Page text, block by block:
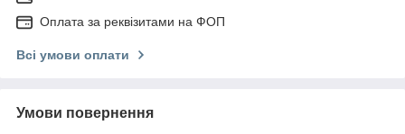
Оплата за реквізитами на ФОП
Всі умови оплати
Умови повернення